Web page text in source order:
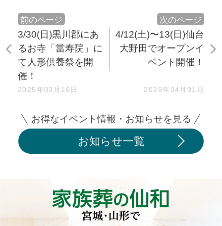
前のページ
3/30(日)黒川郡にあ
るお寺「當寿院」に
て人形供養祭を開
催！
2025年03月16日
次のページ
4/12(土)〜13(日)仙台
大野田でオープンイ
ベント開催！
2025年04月01日
お得なイベント情報・お知らせを見る
お知らせ一覧